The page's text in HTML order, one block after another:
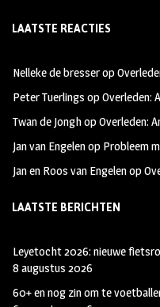
b
oo
k
ag
m
tt
LAATSTE REACTIES
Nelleke de bresserop
Peter Tuerlings opOverleden:
Twan de JonghopOverleden:
Jan van Engelenop Probleem
Jan en Roos van Engelenop
LAATSTE BERICHTEN
Leyetocht 2026: nieuwe
8 augustus 2026
60+ en nog zin om te